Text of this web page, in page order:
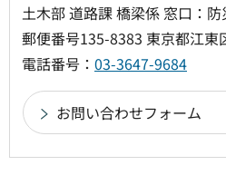
土木部 道路課 橋梁係 窓口：
郵便番号135-8383 東京都江東
電話番号： 03-3647-9684